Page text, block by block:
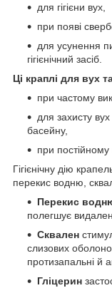
для гігієни вух,
при появі
для усунення
гігієнічний засіб.
Ці краплі для вух
при частому
для захисту вух
басейну,
при постійному
Гігієнічну дію
перекис водню,
Перекис
полегшує
Сквален
слизових
протизапальні й
Гліцерин